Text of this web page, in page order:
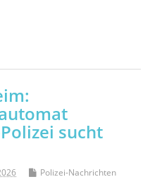
sucht
Polizei-Nachrichten